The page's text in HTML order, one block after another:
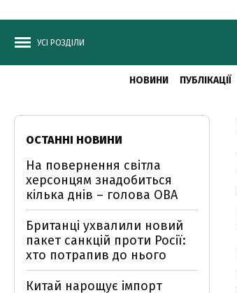
УСІ РОЗДІЛИ
НОВИНИ ПУБЛІКАЦІЇ
ОСТАННІ НОВИНИ
На повернення світла
херсонцям знадобиться
кілька днів – голова ОВА
Британці ухвалили новий
пакет санкцій проти Росії:
хто потрапив до нього
Китай нарощує імпорт